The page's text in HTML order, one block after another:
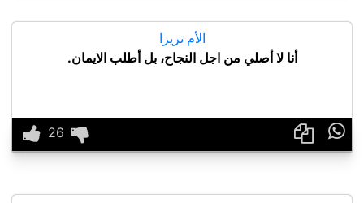
الأم تريزا
أنا لا أصلي من اجل النجاح، بل أطلب الايمان.
